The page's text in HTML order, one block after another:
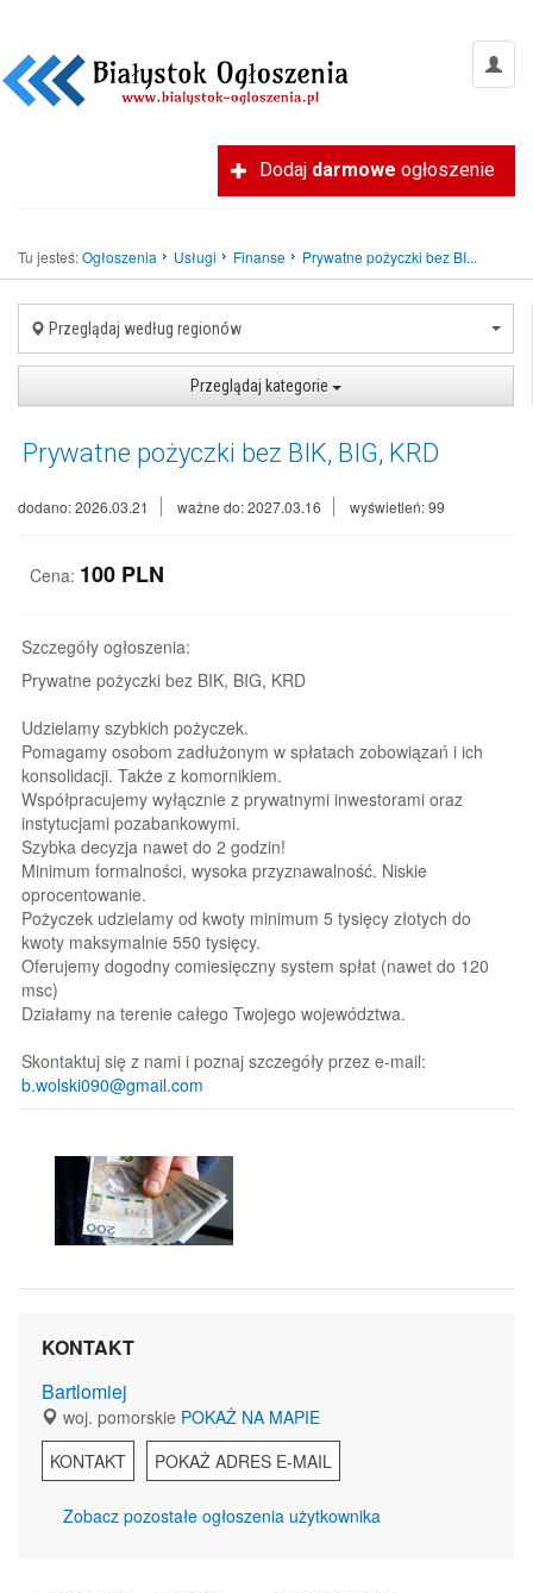
Dodaj darmowe ogłoszenie
Tu jesteś:Ogłoszenia Usługi Finanse Prywatne pożyczki bez BI...
Przeglądaj według regionów
Przeglądaj kategorie
Prywatne pożyczki bez BIK, BIG, KRD
dodano: 2026.03.21 ważne do: 2027.03.16 wyświetleń: 99
Cena: 100 PLN
Szczegóły ogłoszenia:
Prywatne pożyczki bez BIK, BIG, KRD
Udzielamy szybkich pożyczek.
Pomagamy osobom zadłużonym w spłatach zobowiązań i ich
konsolidacji. Także z komornikiem.
Współpracujemy wyłącznie z prywatnymi inwestorami oraz
instytucjami pozabankowymi.
Szybka decyzja nawet do 2 godzin!
Minimum formalności, wysoka przyznawalność. Niskie
oprocentowanie.
Pożyczek udzielamy od kwoty minimum 5 tysięcy złotych do
kwoty maksymalnie 550 tysięcy.
Oferujemy dogodny comiesięczny system spłat (nawet do 120
msc)
Działamy na terenie całego Twojego województwa.
Skontaktuj się z nami i poznaj szczegóły przez e-mail:
b.wolski090@gmail.com
KONTAKT
Bartlomiej
woj. pomorskie POKAŻ NA MAPIE
KONTAKT
POKAŻ ADRES E-MAIL
Zobacz pozostałe ogłoszenia użytkownika